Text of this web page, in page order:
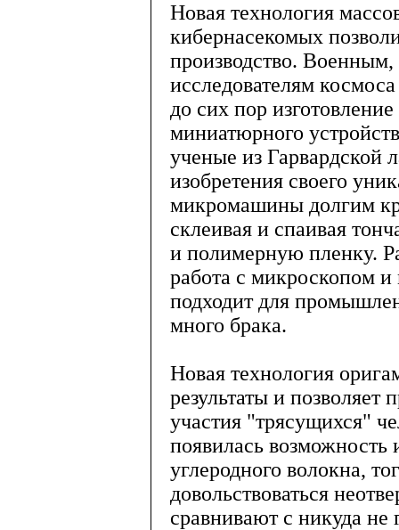
Новая технология
кибернасекомых
производство.
исследователям
до сих пор
миниатюрного
ученые из Гарвардской
изобретения своего
микромашины долгим
склеивая и спаивая
и полимерную пленку.
работа с микроскопом
подходит для
много брака.
Новая технология
результаты и позволяет
участия "трясущихся"
появилась возможность
углеродного волокна,
довольствоваться
сравнивают с никуда не